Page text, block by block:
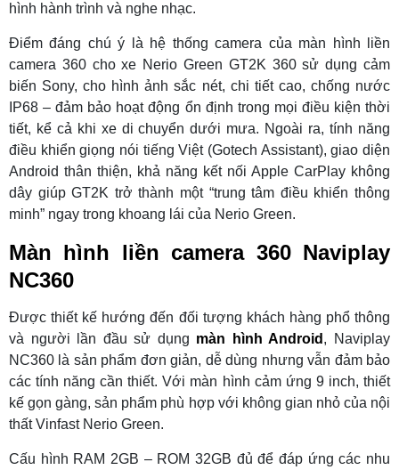
hình hành trình và nghe nhạc.
Điểm đáng chú ý là hệ thống camera của màn hình liền
camera 360 cho xe Nerio Green GT2K 360 sử dụng cảm
biến Sony, cho hình ảnh sắc nét, chi tiết cao, chống nước
IP68 – đảm bảo hoạt động ổn định trong mọi điều kiện thời
tiết, kể cả khi xe di chuyển dưới mưa. Ngoài ra, tính năng
điều khiển giọng nói tiếng Việt (Gotech Assistant), giao diện
Android thân thiện, khả năng kết nối Apple CarPlay không
dây giúp GT2K trở thành một “trung tâm điều khiển thông
minh” ngay trong khoang lái của Nerio Green.
Màn hình liền camera 360 Naviplay
NC360
Được thiết kế hướng đến đối tượng khách hàng phổ thông
và người lần đầu sử dụng màn hình Android , Naviplay
NC360 là sản phẩm đơn giản, dễ dùng nhưng vẫn đảm bảo
các tính năng cần thiết. Với màn hình cảm ứng 9 inch, thiết
kế gọn gàng, sản phẩm phù hợp với không gian nhỏ của nội
thất Vinfast Nerio Green.
Cấu hình RAM 2GB – ROM 32GB đủ để đáp ứng các nhu